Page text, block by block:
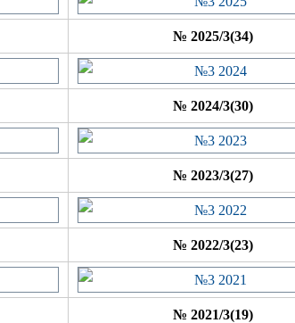
№ 2025/3(34)
№ 2024/3(30)
№ 2023/3(27)
№ 2022/3(23)
№ 2021/3(19)